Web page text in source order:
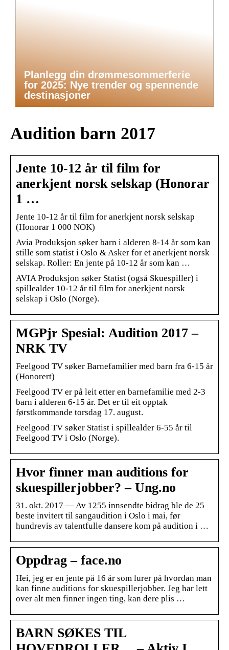
Planlegg din drømmesommerferie
for 2025: Nye trender og spennende
destinasjoner
Audition barn 2017
Jente 10-12 år til film for
anerkjent norsk selskap (Honorar
1 …
Jente 10-12 år til film for anerkjent norsk selskap
(Honorar 1 000 NOK)
Avia Produksjon søker barn i alderen 8-14 år som kan
stille som statist i Oslo & Asker for et anerkjent norsk
selskap. Roller: En jente på 10-12 år som kan …
AVIA Produksjon søker Statist (også Skuespiller) i
spillealder 10-12 år til film for anerkjent norsk
selskap i Oslo (Norge).
MGPjr Spesial: Audition 2017 –
NRK TV
Feelgood TV søker Barnefamilier med barn fra 6-15 år
(Honorert)
Feelgood TV er på leit etter en barnefamilie med 2-3
barn i alderen 6-15 år. Det er til eit opptak
førstkommande torsdag 17. august.
Feelgood TV søker Statist i spillealder 6-55 år til
Feelgood TV i Oslo (Norge).
Hvor finner man auditions for
skuespillerjobber? – Ung.no
31. okt. 2017 — Av 1255 innsendte bidrag ble de 25
beste invitert til sangaudition i Oslo i mai, før
hundrevis av talentfulle dansere kom på audition i …
Oppdrag – face.no
Hei, jeg er en jente på 16 år som lurer på hvordan man
kan finne auditions for skuespillerjobber. Jeg har lett
over alt men finner ingen ting, kan dere plis …
BARN SØKES TIL